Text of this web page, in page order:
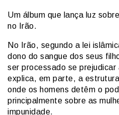
Um álbum que lança luz
no Irão.
No Irão, segundo a lei
dono do sangue dos seus
ser processado se
explica, em parte, a
onde os homens detêm o
principalmente sobre as
impunidade.